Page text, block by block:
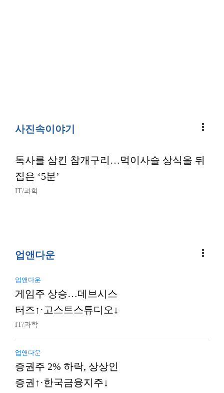
사진속이야기 more_vert
독사를 삼킨 참개구리…먹이사슬 상식을 뒤
집은 ‘5분’
IT/과학
업앤다운 more_vert
업앤다운
게임주 상승…데브시스
터즈↑·고스트스튜디오↓
IT/과학
업앤다운
증권주 2% 하락, 상상인
증권↑·한국금융지주↓